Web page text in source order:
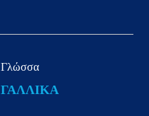
Γλώσσα
ΓΑΛΛΙΚΑ